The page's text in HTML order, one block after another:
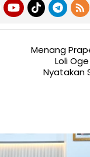
Menang
Loli
Nyatakan